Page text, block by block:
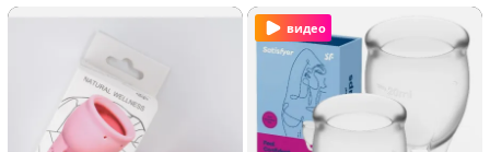
видео